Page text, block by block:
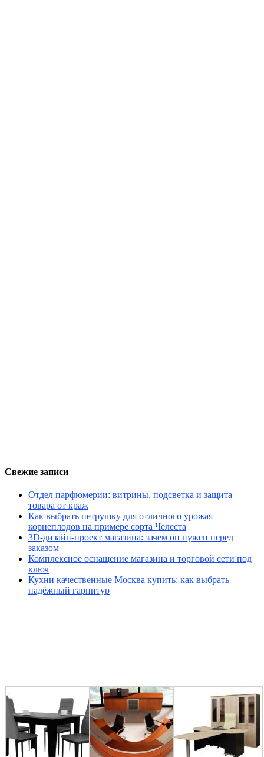
Свежие записи
Отдел парфюмерии: витрины, подсветка и защита
товара от краж
Как выбрать петрушку для отличного урожая
корнеплодов на примере сорта Челеста
3D-дизайн-проект магазина: зачем он нужен перед
заказом
Комплексное оснащение магазина и торговой сети под
ключ
Кухни качественные Москва купить: как выбрать
надёжный гарнитур